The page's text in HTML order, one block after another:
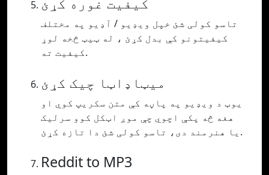
تاسو کولی شئ خپل ویډیو / آډیو په مختلف
کیفیتونو کې بدل کړئ ، له ټیټ څخه لوړ
کیفیت ته.
میټاډاټا چیک کړئ
یوټ د ویډیو په پاڼه کې متن سکریپ کوي او
هغه څه پکې اچوي چې موږ اټکل کوو سرلیک
یا هنرمند دی، تاسو کولی شئ دا تازه کړئ.
Reddit to MP3